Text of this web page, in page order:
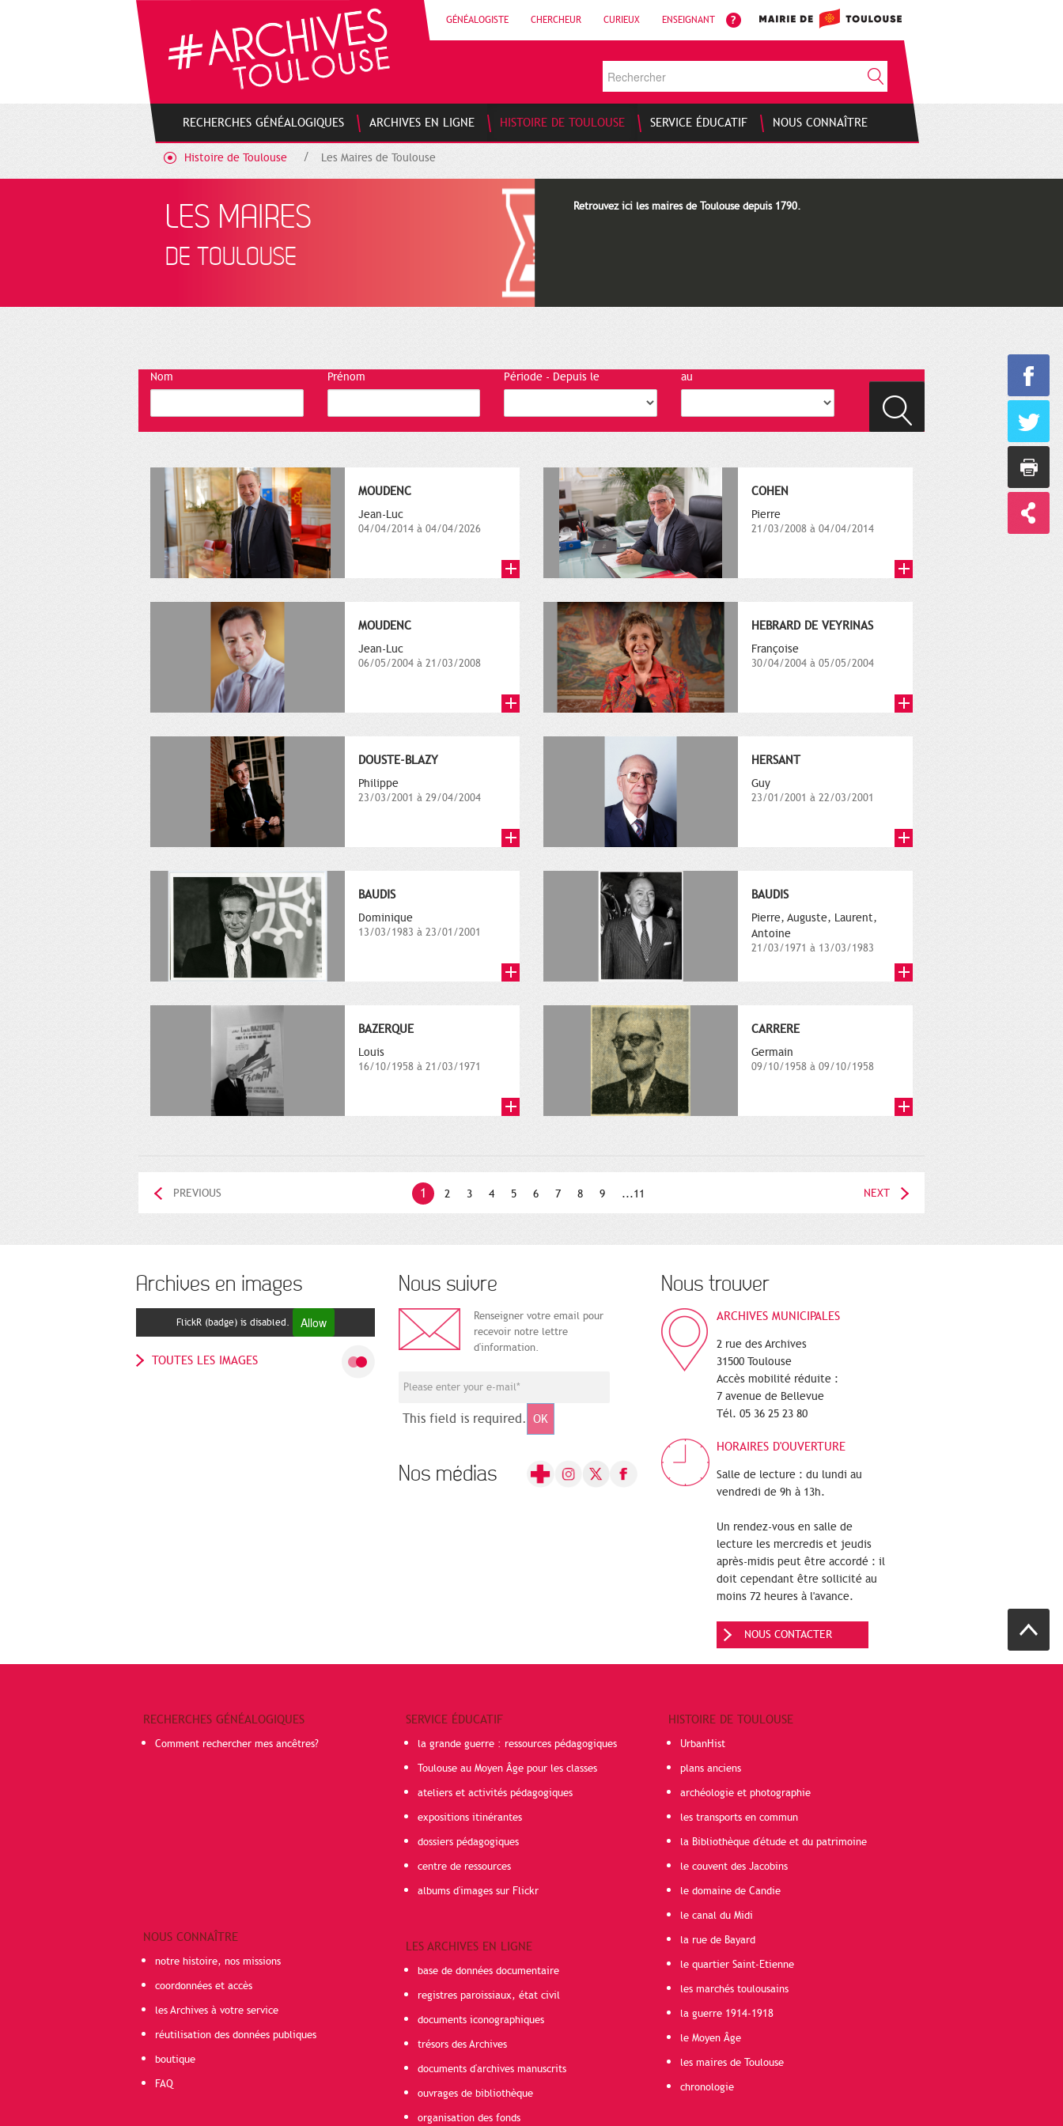
GÉNÉALOGISTE CHERCHEUR CURIEUX ENSEIGNANT
RECHERCHES GÉNÉALOGIQUES ARCHIVES EN LIGNE HISTOIRE DE TOULOUSE SERVICE ÉDUCATIF NOUS CONNAÎTRE
Histoire de Toulouse Les Maires de Toulouse
LES MAIRES
DE TOULOUSE
Retrouvez ici les maires de Toulouse depuis 1790.
Nom Prénom Période - Depuis le au
MOUDENC
Jean-Luc
04/04/2014 à 04/04/2026
COHEN
Pierre
21/03/2008 à 04/04/2014
MOUDENC
Jean-Luc
06/05/2004 à 21/03/2008
HEBRARD DE VEYRINAS
Françoise
30/04/2004 à 05/05/2004
DOUSTE-BLAZY
Philippe
23/03/2001 à 29/04/2004
HERSANT
Guy
23/01/2001 à 22/03/2001
BAUDIS
Dominique
13/03/1983 à 23/01/2001
BAUDIS
Pierre, Auguste, Laurent,
Antoine
21/03/1971 à 13/03/1983
BAZERQUE
Louis
16/10/1958 à 21/03/1971
CARRERE
Germain
09/10/1958 à 09/10/1958
1 2 3 4 5 6 7 8 9 ...11
PREVIOUS NEXT
Archives en images
FlickR (badge) is disabled. Allow
TOUTES LES IMAGES
Nous suivre
Renseigner votre email pour
recevoir notre lettre
d'information.
This field is required. OK
Nos médias
Nous trouver
ARCHIVES MUNICIPALES
2 rue des Archives
31500 Toulouse
Accès mobilité réduite :
7 avenue de Bellevue
Tél. 05 36 25 23 80
HORAIRES D'OUVERTURE
Salle de lecture : du lundi au
vendredi de 9h à 13h.
Un rendez-vous en salle de
lecture les mercredis et jeudis
après-midis peut être accordé : il
doit cependant être sollicité au
moins 72 heures à l'avance.
NOUS CONTACTER
RECHERCHES GÉNÉALOGIQUES
Comment rechercher mes ancêtres?
NOUS CONNAÎTRE
notre histoire, nos missions
coordonnées et accès
les Archives à votre service
réutilisation des données publiques
boutique
FAQ
SERVICE ÉDUCATIF
la grande guerre : ressources pédagogiques
Toulouse au Moyen Âge pour les classes
ateliers et activités pédagogiques
expositions itinérantes
dossiers pédagogiques
centre de ressources
albums d'images sur Flickr
LES ARCHIVES EN LIGNE
base de données documentaire
registres paroissiaux, état civil
documents iconographiques
trésors des Archives
documents d'archives manuscrits
ouvrages de bibliothèque
organisation des fonds
HISTOIRE DE TOULOUSE
UrbanHist
plans anciens
archéologie et photographie
les transports en commun
la Bibliothèque d'étude et du patrimoine
le couvent des Jacobins
le domaine de Candie
le canal du Midi
la rue de Bayard
le quartier Saint-Etienne
les marchés toulousains
la guerre 1914-1918
le Moyen Âge
les maires de Toulouse
chronologie
Cookies management panel